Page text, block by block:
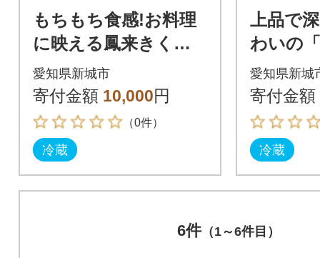
もちもち食感!お料理
に映える鳳来きくら
げ(640g)
愛知県新城市
寄付金額 10,000円
（0件）
冷蔵
上品で
わいの
ット」
愛知県新城
寄付金額
冷蔵
6件（1～6件目）